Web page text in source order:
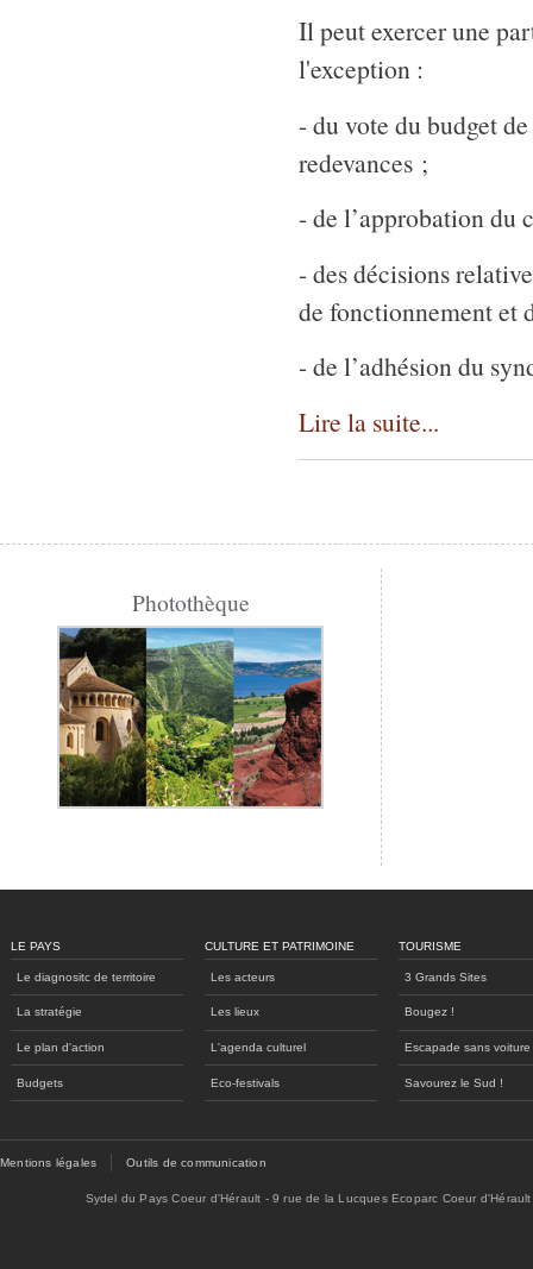
Il peut exercer une
l'exception :
- du vote du budget
redevances ;
- de l’approbation
- des décisions
de fonctionnement et
- de l’adhésion du
Lire la suite...
Photothèque
LE PAYS
Le diagnositc de territoire
La stratégie
Le plan d'action
Budgets
CULTURE ET PATRIMOINE
Les acteurs
Les lieux
L'agenda culturel
Eco-festivals
TOURISME
3 Grands Sites
Bougez !
Escapade sans voiture
Savourez le Sud !
Mentions légales Outils de communication
Sydel du Pays Coeur d'Hérault - 9 rue de la Lucques Ecoparc Coeur